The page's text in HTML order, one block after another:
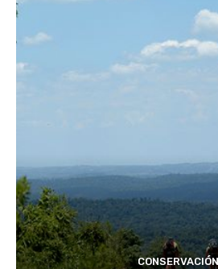
CONSERVACIÓN